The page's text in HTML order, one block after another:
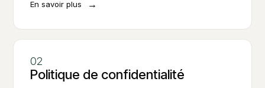
En savoir plus →
Politique de confidentialité